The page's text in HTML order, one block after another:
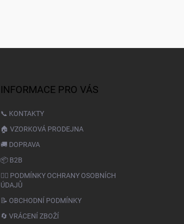
INFORMACE PRO VÁS
📞 KONTAKTY
🏠 VZORKOVÁ PRODEJNA
🚚 DOPRAVA
📦 B2B
🙆‍♂️ PODMÍNKY OCHRANY OSOBNÍCH
ÚDAJŮ
📝 OBCHODNÍ PODMÍNKY
🔄 VRÁCENÍ ZBOŽÍ